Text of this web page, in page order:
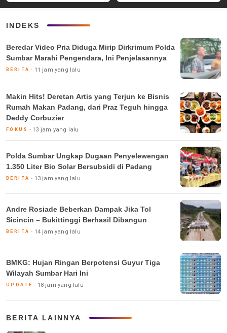
INDEKS
Beredar Video Pria Diduga Mirip Dirkrimum Polda
Sumbar Marahi Pengendara, Ini Penjelasannya
BERITA 11 jam yang lalu
Makin Hits! Deretan Artis yang Terjun ke Bisnis
Rumah Makan Padang, dari Praz Teguh hingga
Deddy Corbuzier
FOKUS 13 jam yang lalu
Polda Sumbar Ungkap Dugaan Penyelewengan
1.350 Liter Bio Solar Bersubsidi di Padang
BERITA 13 jam yang lalu
Andre Rosiade Beberkan Dampak Jika Tol
Sicincin – Bukittinggi Berhasil Dibangun
BERITA 14 jam yang lalu
BMKG: Hujan Ringan Berpotensi Guyur Tiga
Wilayah Sumbar Hari Ini
UPDATE 18 jam yang lalu
BERITA LAINNYA